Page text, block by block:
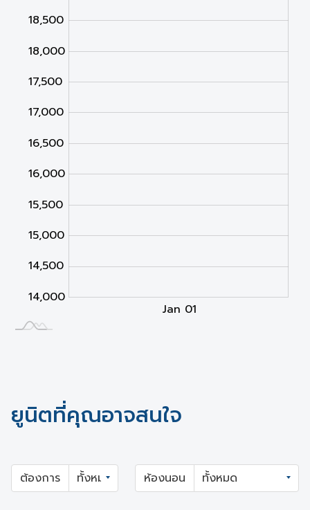
14,000
14,000
14,500
15,000
15,500
16,000
16,500
17,000
17,500
18,000
18,500
Jan 01
ยูนิตที่คุณอาจสนใจ
ต้องการ ห้องนอน